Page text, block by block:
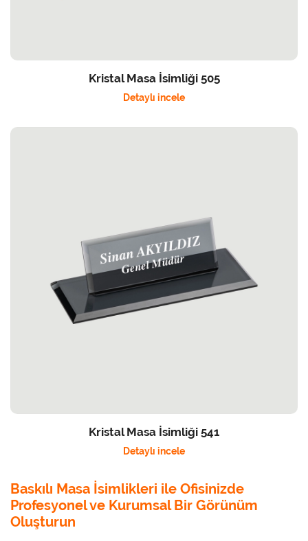
Kristal Masa İsimliği 505
Detaylı incele
Kristal Masa İsimliği 541
Detaylı incele
Detaylı incele Kristal Masa İsimliği 541
Baskılı Masa İsimlikleri ile Ofisinizde
Profesyonel ve Kurumsal Bir Görünüm
Oluşturun